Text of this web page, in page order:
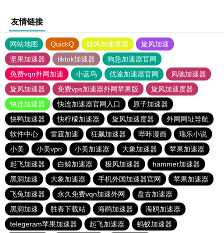
友情链接
网站地图 QuickQ 旋风加速度器
旋风加速
坚果加速器
tiktok加速器
狗急加速器官网
免费vqn外网加速
小蓝鸟 优途加速器官网
风驰加速器
旋风加速器
免费vps加速器外网苹果版
旋风加速度器
快连加速器
快连加速器官网入口
原子加速器
快鸭加速器
快柠檬加速器 旋风加速度器
外网网址导航
软件中心
雷霆加速 狂飙加速器 哔咔漫画
瑞乐小说
小美
小美vpn 小美加速器 大象加速器
苹果加速器
起飞加速器
白鲸加速器 极风加速器
hammer加速器
黑洞加速
大象加速器 手机外国加速器官网
苹果加速器
飞兔加速器
永久免费vqn加速外网
盘古加速器
黑洞加速
胜春下载站 海鸥加速器
海鸥加速器
telegeram苹果加速器
起飞加速器 蚂蚁加速器